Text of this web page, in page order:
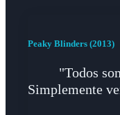
Peaky Blinders (2013)
"Todos
Simplemente